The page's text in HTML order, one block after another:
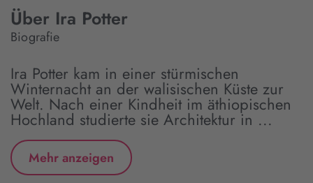
Über Ira Potter
Biografie
Ira Potter kam in einer stürmischen
Winternacht an der walisischen Küste zur
Welt. Nach einer Kindheit im äthiopischen
Hochland studierte sie Architektur in ...
Mehr anzeigen